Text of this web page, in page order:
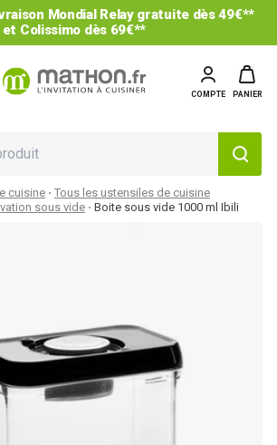
Mondial Relay gratuite dès 49€**
et Colissimo dès 69€**
COMPTE PANIER
cuisine
Tous les ustensiles de cuisine
sous vide
Boite sous vide 1000 ml Ibili